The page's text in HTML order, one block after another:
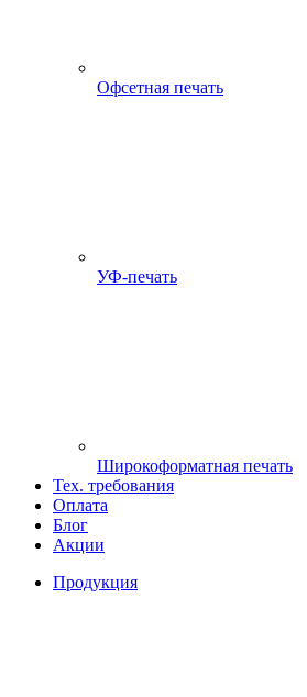
Офсетная печать
УФ-печать
Широкоформатная печать
Тех. требования
Оплата
Блог
Акции
Продукция